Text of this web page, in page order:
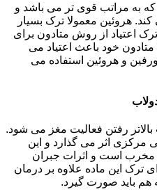
به مراتب قوی تر می باشد و
هروئین معمولا ترک بسیار
اعتیاد از روش متادون برای
خود باعث اعتیاد می
و هروئین استفاده می
رفتن فعالیت مغز می شود.
مرکزی اثر می گذارد و این
مخرب است و اثرات جبران
ترک این ماده علاوه بر درمان
هم باید صورت گیرد.